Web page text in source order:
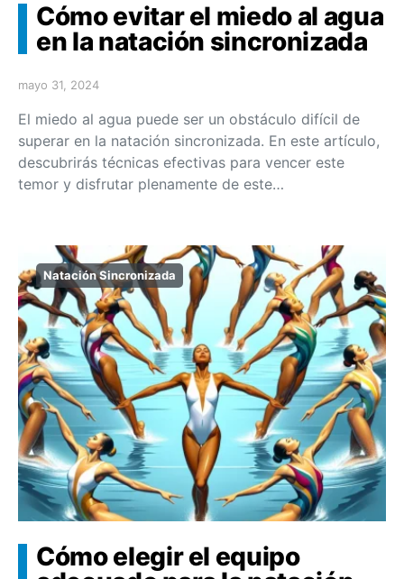
Cómo evitar el miedo al agua
en la natación sincronizada
mayo 31, 2024
El miedo al agua puede ser un obstáculo difícil de
superar en la natación sincronizada. En este artículo,
descubrirás técnicas efectivas para vencer este
temor y disfrutar plenamente de este…
Natación Sincronizada
Cómo elegir el equipo